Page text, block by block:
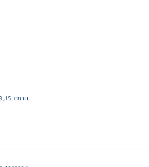
נובמבר 15, 2023 בשעה 23:57